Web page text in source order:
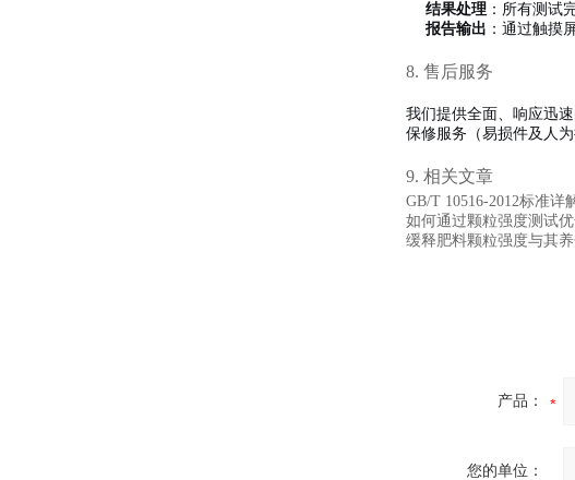
结果处理 ：所有测试
报告输出 ：通过触摸
8. 售后服务
我们提供全面、响应迅
保修服务（易损件及人
9. 相关文章
GB/T 10516-2012标准
如何通过颗粒强度测试
缓释肥料颗粒强度与其
产品：
您的单位：